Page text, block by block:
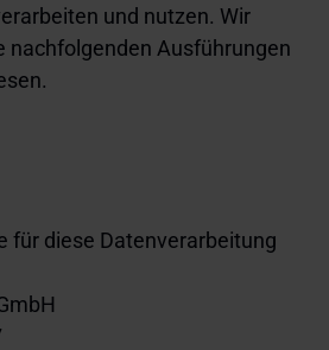
und nutzen. Wir
nachfolgenden Ausführungen
für diese Datenverarbeitung